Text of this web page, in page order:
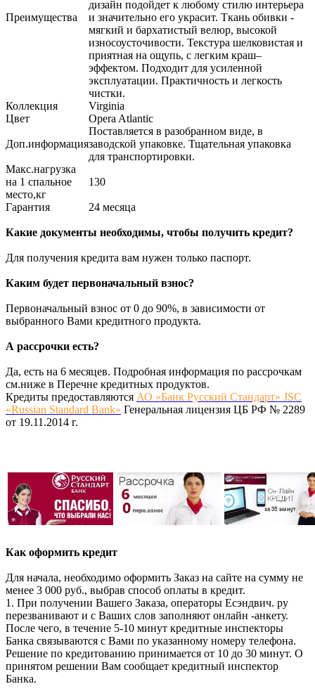
Преимущества
дизайн подойдет к любому стилю интерьера
и значительно его украсит. Ткань обивки -
мягкий и бархатистый велюр, высокой
износоусточивости. Текстура шелковистая и
приятная на ощупь, с легким краш–
эффектом. Подходит для усиленной
эксплуатации. Практичность и легкость
чистки.
Коллекция
Virginia
Цвет
Opera Atlantic
Доп.информация
Поставляется в разобранном виде, в
заводской упаковке. Тщательная упаковка
для транспортировки.
Макс.нагрузка
на 1 спальное
место,кг
130
Гарантия 24 месяца
Какие документы необходимы, чтобы получить кредит?
Для получения кредита вам нужен только паспорт.
Каким будет первоначальный взнос?
Первоначальный взнос от 0 до 90%, в зависимости от
выбранного Вами кредитного продукта.
А рассрочки есть?
Да, есть на 6 месяцев. Подробная информация по рассрочкам
см.ниже в Перечне кредитных продуктов.
Кредиты предоставляются АО «Банк Русский Стандарт» JSC
«Russian Standard Bank» Генеральная лицензия ЦБ РФ № 2289
от 19.11.2014 г.
Как оформить кредит
Для начала, необходимо оформить Заказ на сайте на сумму не
менее 3 000 руб., выбрав способ оплаты в кредит.
1. При получении Вашего Заказа, операторы Есэндвич. ру
перезванивают и с Ваших слов заполняют онлайн -анкету.
После чего, в течение 5-10 минут кредитные инспекторы
Банка связываются с Вами по указанному номеру телефона.
Решение по кредитованию принимается от 10 до 30 минут. О
принятом решении Вам сообщает кредитный инспектор
Банка.